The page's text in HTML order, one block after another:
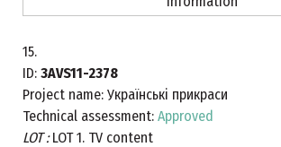
15.
ID: 3AVS11-2378
Project name: Українські прикраси
Technical assessment: Approved
LOT :LOT 1. TV content